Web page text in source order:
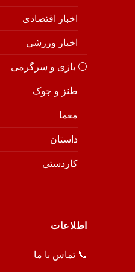
اخبار اقتصادی
اخبار ورزشی
⚪️ بازی و سرگرمی
طنز و جوک
معما
داستان
کاردستی
اطلاعات
📞 تماس با ما